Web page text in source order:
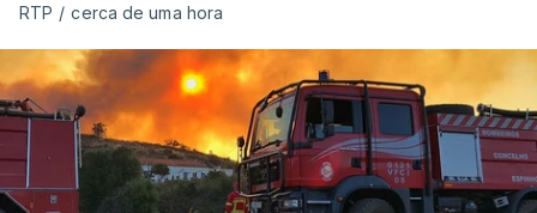
RTP / cerca de uma hora